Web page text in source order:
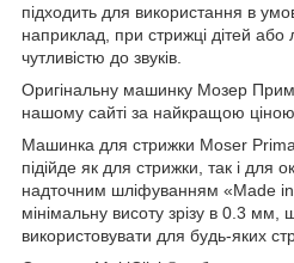
підходить для використання в
наприклад, при стрижці дітей
чутливістю до звуків.
Оригінальну машинку Мозер
нашому сайті за найкращою
Машинка для стрижки Moser
підійде як для стрижки, так і для
надточним шліфуванням «Made
мінімальну висоту зрізу в 0.3
використовувати для будь-яких